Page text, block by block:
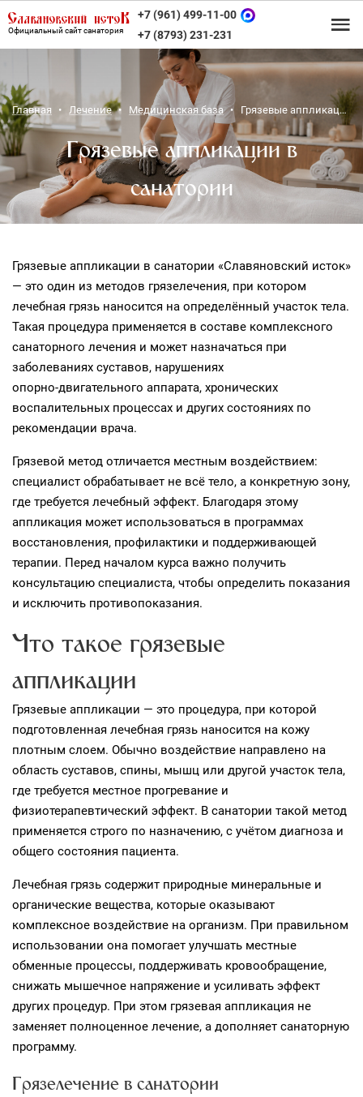
Официальный сайт санатория
+7 (961) 499-11-00
+7 (8793) 231-231
Главная Лечение Медицинская база Грязевые аппликации в санатории
Грязевые аппликации в
санатории
Грязевые аппликации в санатории «Славяновский исток»
— это один из методов грязелечения, при котором
лечебная грязь наносится на определённый участок тела.
Такая процедура применяется в составе комплексного
санаторного лечения и может назначаться при
заболеваниях суставов, нарушениях
опорно‑двигательного аппарата, хронических
воспалительных процессах и других состояниях по
рекомендации врача.
Грязевой метод отличается местным воздействием:
специалист обрабатывает не всё тело, а конкретную зону,
где требуется лечебный эффект. Благодаря этому
аппликация может использоваться в программах
восстановления, профилактики и поддерживающей
терапии. Перед началом курса важно получить
консультацию специалиста, чтобы определить показания
и исключить противопоказания.
Что такое грязевые
аппликации
Грязевые аппликации — это процедура, при которой
подготовленная лечебная грязь наносится на кожу
плотным слоем. Обычно воздействие направлено на
область суставов, спины, мышц или другой участок тела,
где требуется местное прогревание и
физиотерапевтический эффект. В санатории такой метод
применяется строго по назначению, с учётом диагноза и
общего состояния пациента.
Лечебная грязь содержит природные минеральные и
органические вещества, которые оказывают
комплексное воздействие на организм. При правильном
использовании она помогает улучшать местные
обменные процессы, поддерживать кровообращение,
снижать мышечное напряжение и усиливать эффект
других процедур. При этом грязевая аппликация не
заменяет полноценное лечение, а дополняет санаторную
программу.
Грязелечение в санатории